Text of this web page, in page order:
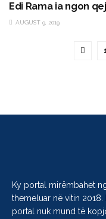
Edi Rama ia ngon
AUGUST 9, 2019
Ky portal mirëmbahet
themeluar në vitin
portal nuk mund të